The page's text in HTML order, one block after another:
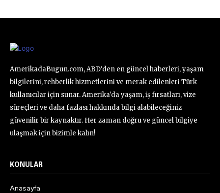
AmerikadaBugun.com, ABD'den en güncel haberleri, yaşam
bilgilerini, rehberlik hizmetlerini ve merak edilenleri Türk
kullanıcılar için sunar. Amerika'da yaşam, iş fırsatları, vize
süreçleri ve daha fazlası hakkında bilgi alabileceğiniz
güvenilir bir kaynaktır. Her zaman doğru ve güncel bilgiye
ulaşmak için bizimle kalın!
KONULAR
Anasayfa